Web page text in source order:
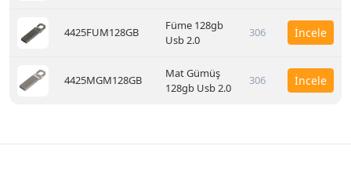
4425FUM128GB
Füme 128gb
Usb 2.0
306 İncele
4425MGM128GB
Mat Gümüş
128gb Usb 2.0
306 İncele